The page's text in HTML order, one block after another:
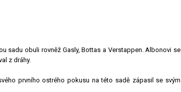
sadu obuli rovněž Gasly, Bottas a Verstappen. Albonovi se
z dráhy.
prvního ostrého pokusu na této sadě zápasil se svým